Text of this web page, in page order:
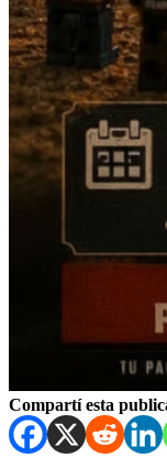
Compartí esta